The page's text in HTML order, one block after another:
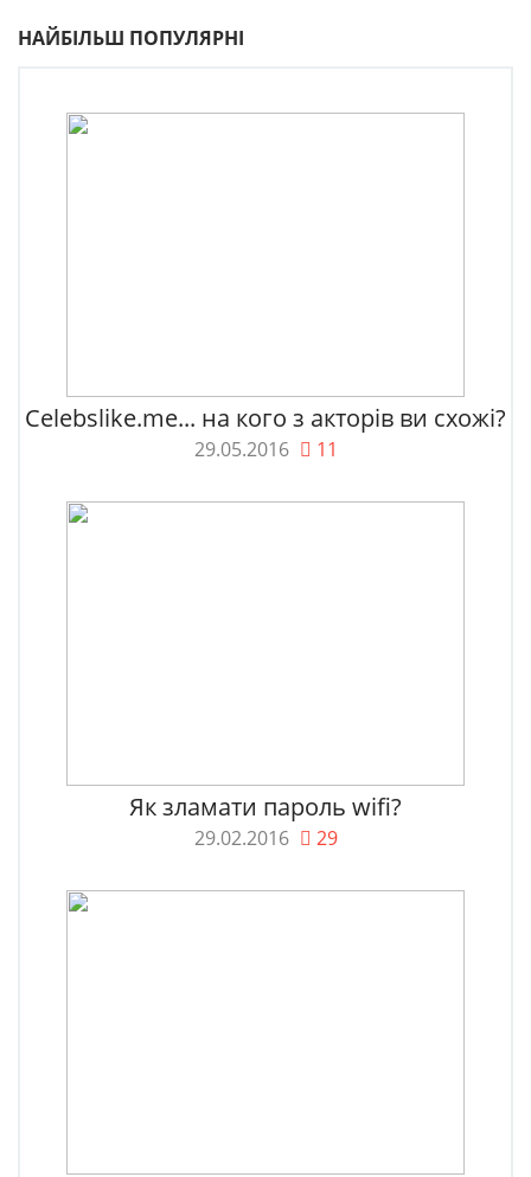
НАЙБІЛЬШ ПОПУЛЯРНІ
Celebslike.me... на кого з акторів ви схожі?
29.05.2016 11
Як зламати пароль wifi?
29.02.2016 29